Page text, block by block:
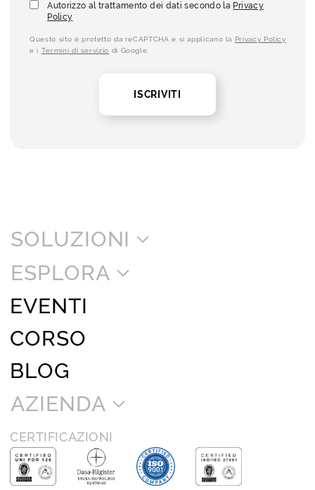
Autorizzo al trattamento dei dati secondo la Privacy
Policy
Questo sito è protetto da reCAPTCHA e si applicano la Privacy Policy
e i Termini di servizio di Google.
ISCRIVITI
SOLUZIONI
ESPLORA
EVENTI
CORSO
BLOG
AZIENDA
CERTIFICAZIONI